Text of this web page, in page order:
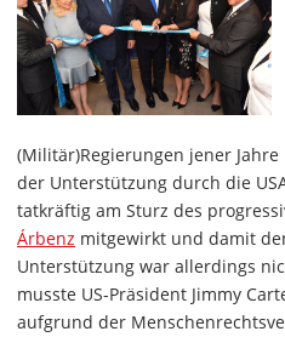
(Militär)Regierungen jener
der Unterstützung durch die
tatkräftig am Sturz des
Árbenz mitgewirkt und damit
Unterstützung war allerdings
musste US-Präsident Jimmy
aufgrund der